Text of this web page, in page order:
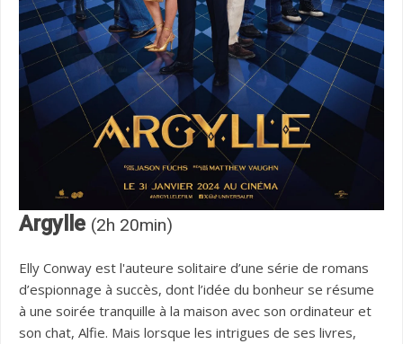
Argylle (2h 20min)
Elly Conway est l'auteure solitaire d’une série de romans
d’espionnage à succès, dont l’idée du bonheur se résume
à une soirée tranquille à la maison avec son ordinateur et
son chat, Alfie. Mais lorsque les intrigues de ses livres,